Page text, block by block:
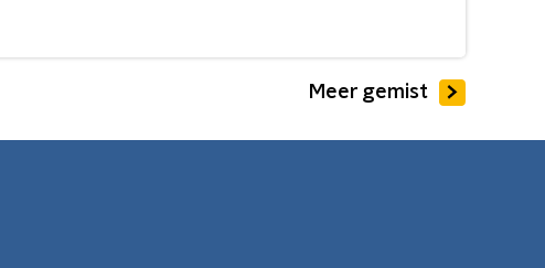
Meer gemist